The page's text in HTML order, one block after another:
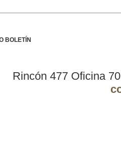
BOLETÍN
Rincón 477 Oficina